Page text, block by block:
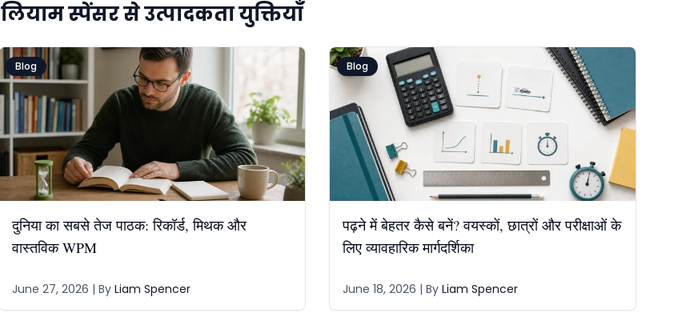
लियाम स्पेंसर से उत्पादकता युक्तियाँ
Blog
दुनिया का सबसे तेज पाठक: रिकॉर्ड, मिथक और
वास्तविक WPM
June 27, 2026 | By Liam Spencer
Blog
पढ़ने में बेहतर कैसे बनें? वयस्कों, छात्रों और परीक्षाओं के
लिए व्यावहारिक मार्गदर्शिका
June 18, 2026 | ByLiam Spencer